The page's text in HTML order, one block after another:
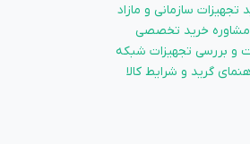
تجهیزات سازمانی و مازاد
خرید تخصصی
بررسی تجهیزات شبکه
گرید و شرایط کالا